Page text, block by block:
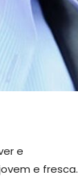
e
e fresca.